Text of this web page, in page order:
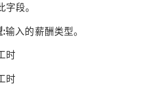
字段。
:输入的薪酬类型。
时
时